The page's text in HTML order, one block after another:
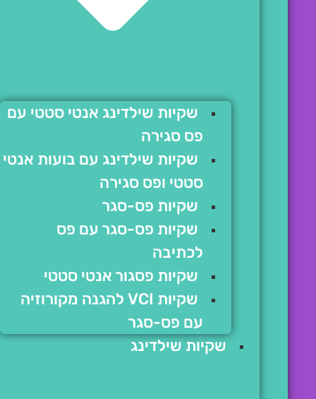
שקיות שילדינג אנטי סטטי עם
פס סגירה
שקיות שילדינג עם בועות אנטי
סטטי ופס סגירה
שקיות פס-סגר
שקיות פס-סגר עם פס
לכתיבה
שקיות פסגור אנטי סטטי
שקיות VCI להגנה מקורוזיה
עם פס-סגר
שקיות שילדינג